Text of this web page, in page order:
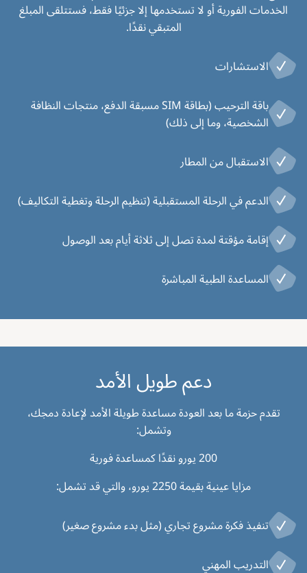
الخدمات الفورية أو لا تستخدمها إلا جزئيًا فقط، فستتلقى المبلغ
المتبقي نقدًا.
الاستشارات
باقة الترحيب (بطاقة SIM مسبقة الدفع، منتجات النظافة
الشخصية، وما إلى ذلك)
الاستقبال من المطار
الدعم في الرحلة المستقبلية (تنظيم الرحلة وتغطية التكاليف)
إقامة مؤقتة لمدة تصل إلى ثلاثة أيام بعد الوصول
المساعدة الطبية المباشرة
دعم طويل الأمد
تقدم حزمة ما بعد العودة مساعدة طويلة الأمد لإعادة دمجك،
وتشمل:
200 يورو نقدًا كمساعدة فورية
مزايا عينية بقيمة 2250 يورو، والتي قد تشمل:
تنفيذ فكرة مشروع تجاري (مثل بدء مشروع صغير)
التدريب المهني